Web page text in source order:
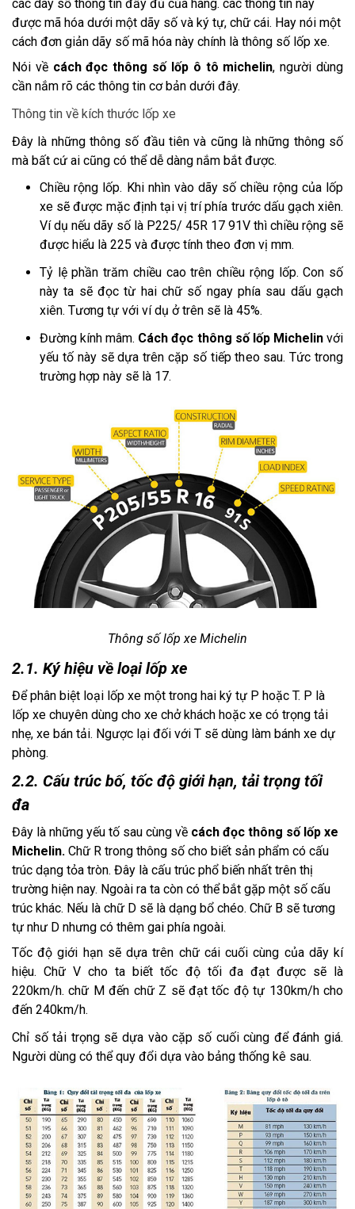
các dãy số thông tin đầy đủ của hãng. các thông tin này
được mã hóa dưới một dãy số và ký tự, chữ cái. Hay nói một
cách đơn giản dãy số mã hóa này chính là thông số lốp xe.
Nói về cách đọc thông số lốp ô tô michelin, người dùng
cần nắm rõ các thông tin cơ bản dưới đây.
Thông tin về kích thước lốp xe
Đây là những thông số đầu tiên và cũng là những thông số
mà bất cứ ai cũng có thể dễ dàng nắm bắt được.
Chiều rộng lốp. Khi nhìn vào dãy số chiều rộng của lốp
xe sẽ được mặc định tại vị trí phía trước dấu gạch xiên.
Ví dụ nếu dãy số là P225/ 45R 17 91V thì chiều rộng sẽ
được hiểu là 225 và được tính theo đơn vị mm.
Tỷ lệ phần trăm chiều cao trên chiều rộng lốp. Con số
này ta sẽ đọc từ hai chữ số ngay phía sau dấu gạch
xiên. Tương tự với ví dụ ở trên sẽ là 45%.
Đường kính mâm. Cách đọc thông số lốp Michelinvới
yếu tố này sẽ dựa trên cặp số tiếp theo sau. Tức trong
trường hợp này sẽ là 17.
Thông số lốp xe Michelin
2.1. Ký hiệu về loại lốp xe
Để phân biệt loại lốp xe một trong hai ký tự P hoặc T. P là
lốp xe chuyên dùng cho xe chở khách hoặc xe có trọng tải
nhẹ, xe bán tải. Ngược lại đối với T sẽ dùng làm bánh xe dự
phòng.
2.2. Cấu trúc bố, tốc độ giới hạn, tải trọng tối
đa
Đây là những yếu tố sau cùng về cách đọc thông số lốp xe
Michelin. Chữ R trong thông số cho biết sản phẩm có cấu
trúc dạng tỏa tròn. Đây là cấu trúc phổ biến nhất trên thị
trường hiện nay. Ngoài ra ta còn có thể bắt gặp một số cấu
trúc khác. Nếu là chữ D sẽ là dạng bổ chéo. Chữ B sẽ tương
tự như D nhưng có thêm gai phía ngoài.
Tốc độ giới hạn sẽ dựa trên chữ cái cuối cùng của dãy kí
hiệu. Chữ V cho ta biết tốc độ tối đa đạt được sẽ là
220km/h. chữ M đến chữ Z sẽ đạt tốc độ tự 130km/h cho
đến 240km/h.
Chỉ số tải trọng sẽ dựa vào cặp số cuối cùng để đánh giá.
Người dùng có thể quy đổi dựa vào bảng thống kê sau.